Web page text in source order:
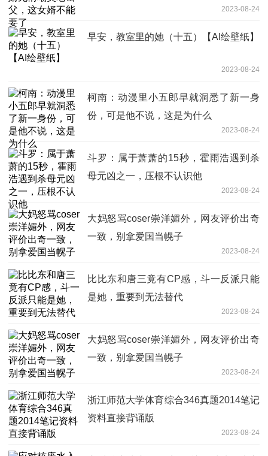
2023-08-24
早安，教室里的她（十五）【AI绘壁纸】
2023-08-24
柯南：动漫里小五郎早就洞悉了新一身
份，可是他不说，这是为什么
2023-08-24
斗罗：属于萧萧的15秒，霍雨浩遇到杀
母元凶之一，压根不认识他
2023-08-24
大妈怒骂coser崇洋媚外，网友评价出奇
一致，别拿爱国当幌子
2023-08-24
比比东和唐三竟有CP感，斗一反派只能
是她，重要到无法替代
2023-08-24
大妈怒骂coser崇洋媚外，网友评价出奇
一致，别拿爱国当幌子
2023-08-24
浙江师范大学体育综合346真题2014笔记
资料直接背诵版
2023-08-24